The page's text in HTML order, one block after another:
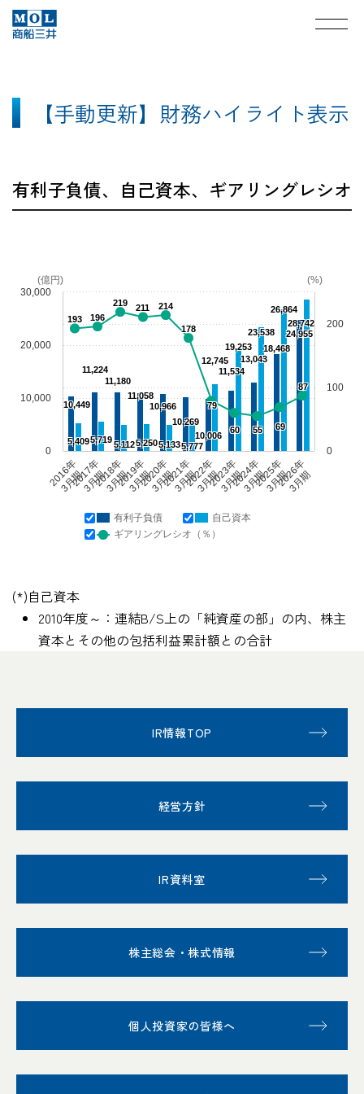
【手動更新】財務ハイライト表示
有利子負債、自己資本、ギアリングレシオ
有利子負債
自己資本
ギアリングレシオ（％）
2016年
3月期2017年
3月期2018年
3月期2019年
3月期2020年
3月期2021年
3月期2022年
3月期2023年
3月期2024年
3月期2025年
3月期2026年
3月期
0
10,000
20,000
30,000
(億円)
0
100
200
(%)
10,449
11,224
11,180
11,058
10,966
10,269
10,006
11,534
13,043
18,468
24,955
5,4095,7195,1125,2505,1335,777
12,745
19,253
23,538
26,864
28,742
193 196
219 211 214
178
79
60 55 69
87
(*)自己資本
2010年度～：連結B/S上の「純資産の部」の内、株主
資本とその他の包括利益累計額との合計
IR情報TOP
経営方針
IR資料室
株主総会・株式情報
個人投資家の皆様へ